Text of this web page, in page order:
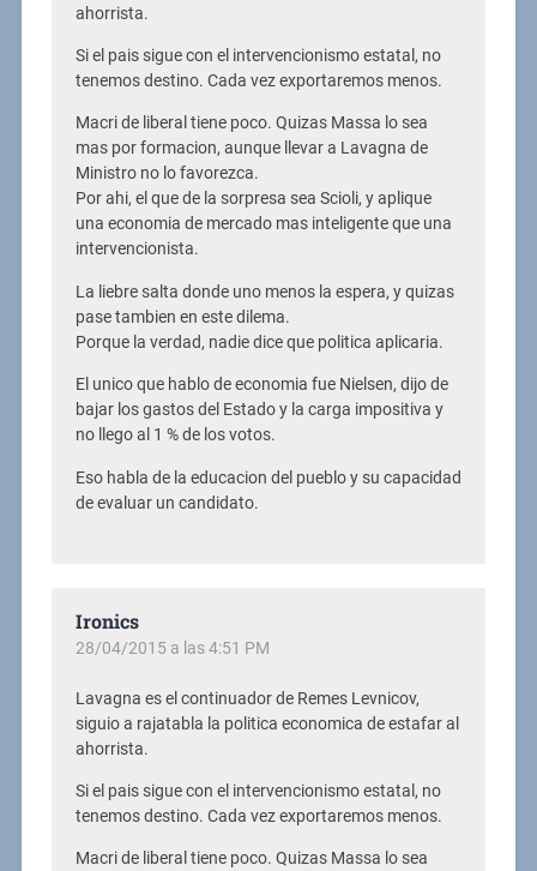
ahorrista.
Si el pais sigue con el intervencionismo estatal, no
tenemos destino. Cada vez exportaremos menos.
Macri de liberal tiene poco. Quizas Massa lo sea
mas por formacion, aunque llevar a Lavagna de
Ministro no lo favorezca.
Por ahi, el que de la sorpresa sea Scioli, y aplique
una economia de mercado mas inteligente que una
intervencionista.
La liebre salta donde uno menos la espera, y quizas
pase tambien en este dilema.
Porque la verdad, nadie dice que politica aplicaria.
El unico que hablo de economia fue Nielsen, dijo de
bajar los gastos del Estado y la carga impositiva y
no llego al 1 % de los votos.
Eso habla de la educacion del pueblo y su capacidad
de evaluar un candidato.
Ironics
28/04/2015 a las 4:51 PM
Lavagna es el continuador de Remes Levnicov,
siguio a rajatabla la politica economica de estafar al
ahorrista.
Si el pais sigue con el intervencionismo estatal, no
tenemos destino. Cada vez exportaremos menos.
Macri de liberal tiene poco. Quizas Massa lo sea